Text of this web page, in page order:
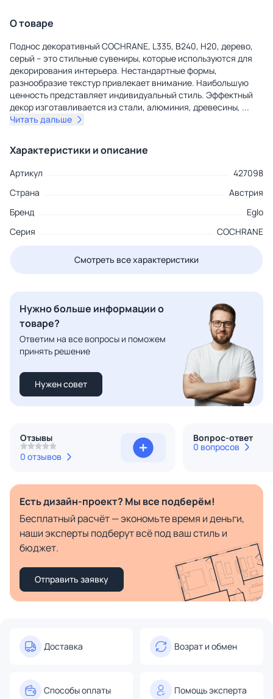
О товаре
Поднос декоративный COCHRANE, L335, B240, H20, дерево,
серый – это стильные сувениры, которые используются для
декорирования интерьера. Нестандартные формы,
разнообразие текстур привлекает внимание. Наибольшую
ценность представляет индивидуальный стиль. Эффектный
декор изготавливается из стали, алюминия, древесины, ...
Читать дальше
Характеристики и описание
Артикул
427098
Страна
Австрия
Бренд
Eglo
Серия
COCHRANE
Смотреть все характеристики
Нужно больше информации о
товаре?
Ответим на все вопросы и поможем
принять решение
Нужен совет
Отзывы
0 отзывов
Вопрос-ответ
0 вопросов
Есть дизайн-проект? Мы все подберём!
Бесплатный расчёт — экономьте время и деньги,
наши эксперты подберут всё под ваш стиль и
бюджет.
Отправить заявку
Доставка Возрат и обмен
Способы оплаты Помощь эксперта